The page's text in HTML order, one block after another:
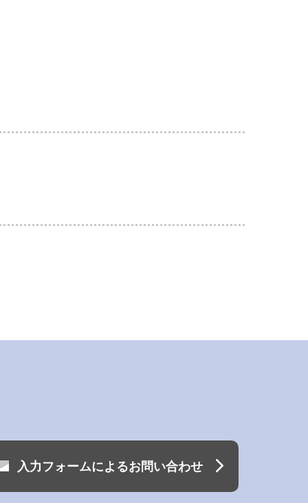
入力フォームによるお問い合わせ